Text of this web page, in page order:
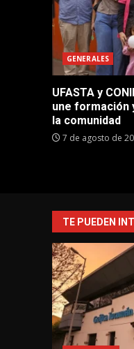
GENERALES
UFASTA y
une formación
la comunidad
7 de agosto de
TE PUEDEN